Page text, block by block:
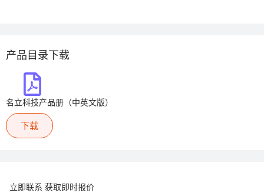
产品目录下载
名立科技产品册（中英文版）
下载
立即联系 获取即时报价